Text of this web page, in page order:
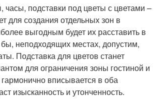
подставки под цветы с цветами –
для создания отдельных зон в
выгодным будет их расставить в
неподходящих местах, допустим,
Подставка для цветов станет
для ограничения зоны гостиной и
гармонично вписывается в оба
изысканность и утонченность.